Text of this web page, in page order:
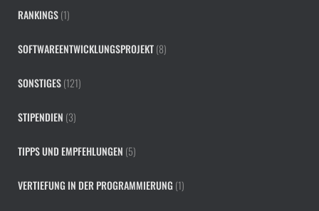
RANKINGS(1)
SOFTWAREENTWICKLUNGSPROJEKT(8)
SONSTIGES(121)
STIPENDIEN (3)
TIPPS UND EMPFEHLUNGEN (5)
VERTIEFUNG IN DER PROGRAMMIERUNG (1)